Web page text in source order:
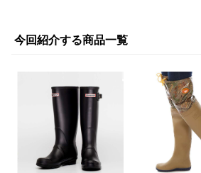
今回紹介する商品一覧